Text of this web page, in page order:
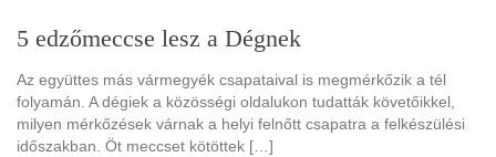
5 edzőmeccse lesz a Dégnek
Az együttes más vármegyék csapataival is megmérkőzik a tél
folyamán. A dégiek a közösségi oldalukon tudatták követőikkel,
milyen mérkőzések várnak a helyi felnőtt csapatra a felkészülési
időszakban. Öt meccset kötöttek […]